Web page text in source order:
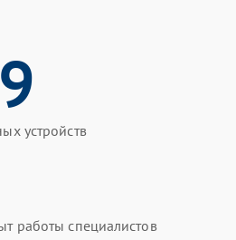
устройств
работы специалистов